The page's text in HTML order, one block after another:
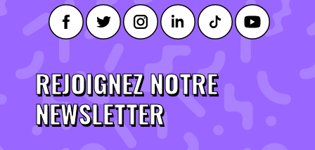
REJOIGNEZ NOTRE
NEWSLETTER